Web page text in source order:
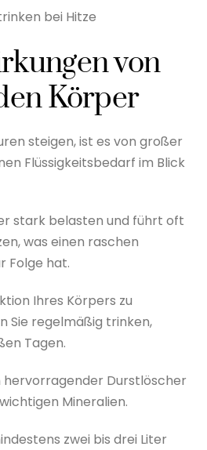
bei Hitze
von
Körper
steigen, ist es von großer
Flüssigkeitsbedarf im Blick
stark belasten und führt oft
was einen raschen
Folge hat.
Ihres Körpers zu
Sie regelmäßig trinken,
Tagen.
hervorragender Durstlöscher
Mineralien.
zwei bis drei Liter